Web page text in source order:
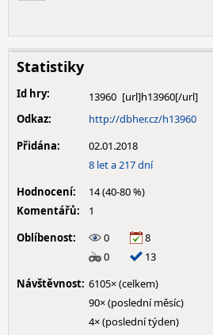
Statistiky
Id hry:
13960
Odkaz:
http://dbher.cz/h13960
Přidána:
02.01.2018
8 let a 217 dní
Hodnocení:
14 (40-80 %)
Komentářů:
1
Oblíbenost:
0
8
0
13
Návštěvnost: 6105× (celkem)
90× (poslední měsíc)
4× (poslední týden)